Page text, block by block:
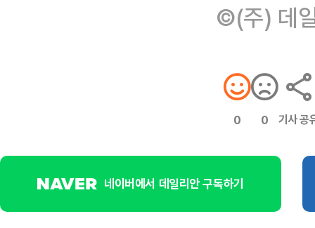
©(주) 데
0 0 기사 공
네이버에서 데일리안 구독하기